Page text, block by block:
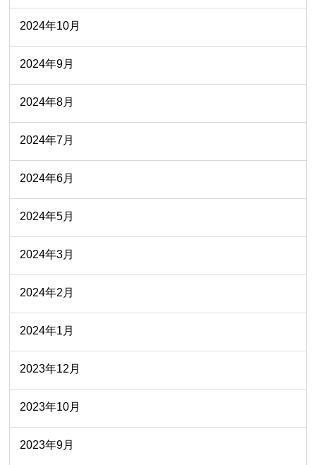
2024年10月
2024年9月
2024年8月
2024年7月
2024年6月
2024年5月
2024年3月
2024年2月
2024年1月
2023年12月
2023年10月
2023年9月